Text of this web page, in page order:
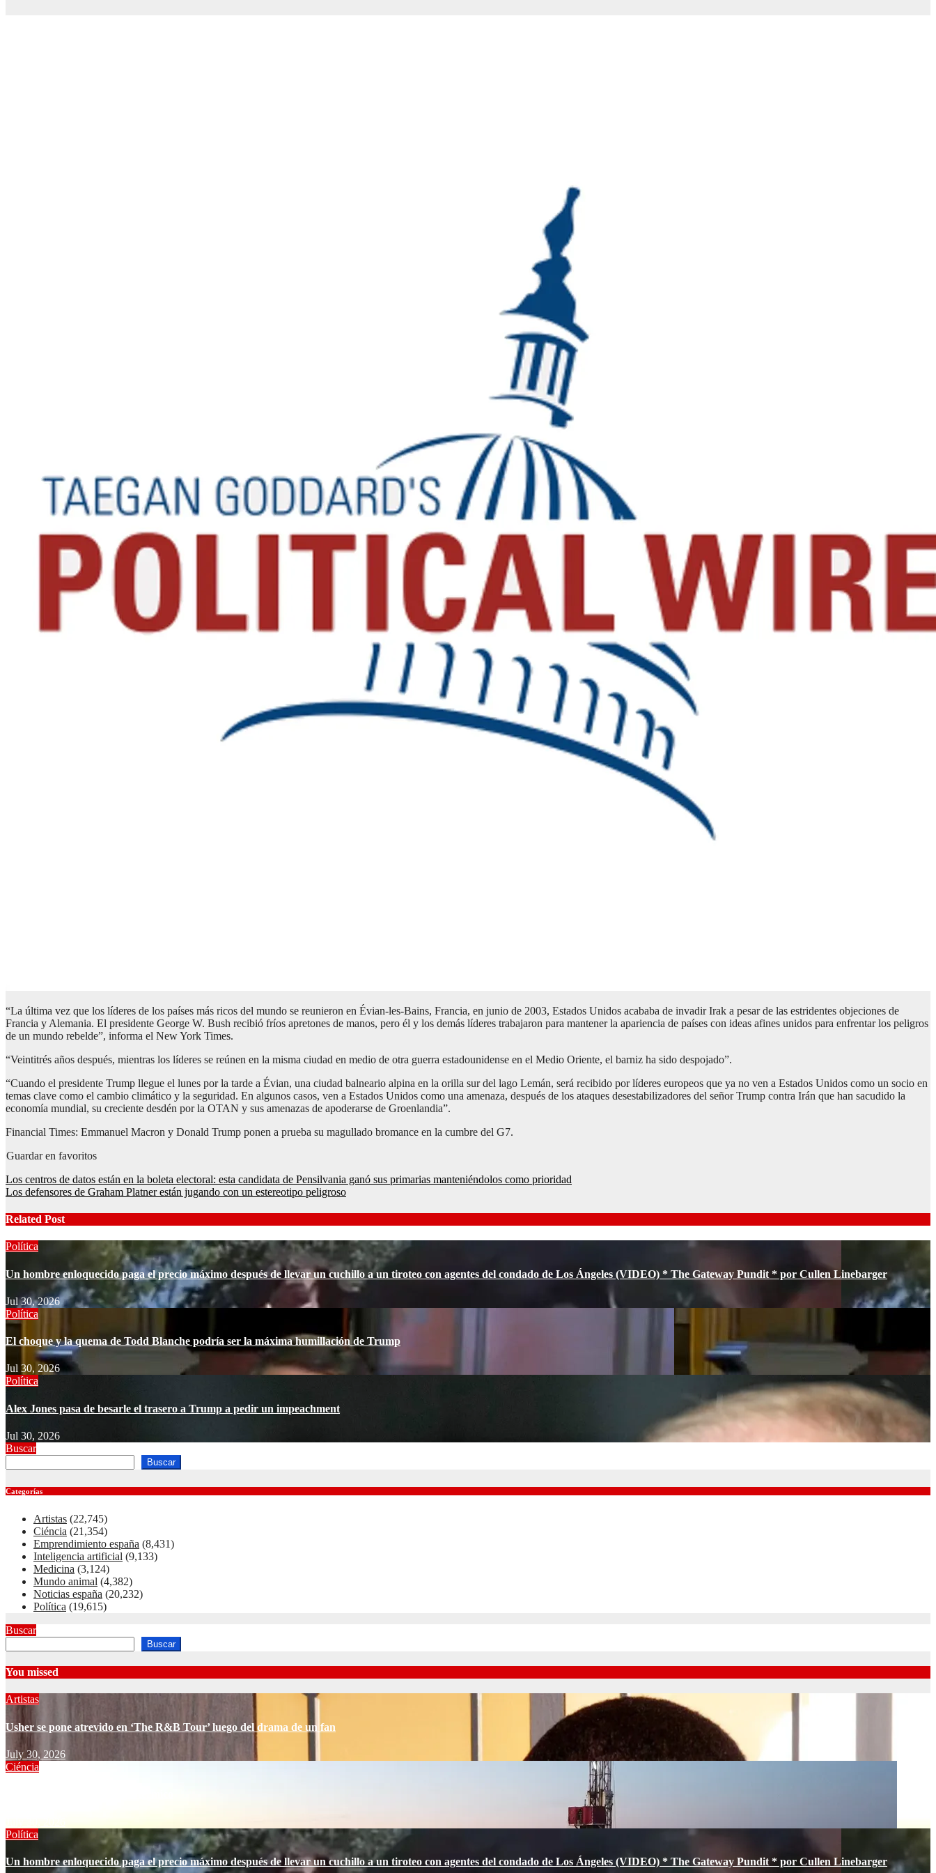
“La última vez que los líderes de los países más ricos del mundo se reunieron en Évian-les-Bains, Francia, en junio de 2003, Estados Unidos acababa de invadir Irak a pesar de las estridentes objeciones de
Francia y Alemania. El presidente George W. Bush recibió fríos apretones de manos, pero él y los demás líderes trabajaron para mantener la apariencia de países con ideas afines unidos para enfrentar los peligros
de un mundo rebelde”, informa el New York Times.
“Veintitrés años después, mientras los líderes se reúnen en la misma ciudad en medio de otra guerra estadounidense en el Medio Oriente, el barniz ha sido despojado”.
“Cuando el presidente Trump llegue el lunes por la tarde a Évian, una ciudad balneario alpina en la orilla sur del lago Lemán, será recibido por líderes europeos que ya no ven a Estados Unidos como un socio en
temas clave como el cambio climático y la seguridad. En algunos casos, ven a Estados Unidos como una amenaza, después de los ataques desestabilizadores del señor Trump contra Irán que han sacudido la
economía mundial, su creciente desdén por la OTAN y sus amenazas de apoderarse de Groenlandia”.
Financial Times: Emmanuel Macron y Donald Trump ponen a prueba su magullado bromance en la cumbre del G7.
Guardar en favoritos
Post
navigation
Los centros de datos están en la boleta electoral: esta candidata de Pensilvania ganó sus primarias manteniéndolos como prioridad
Los defensores de Graham Platner están jugando con un estereotipo peligroso
Related Post
Política
Un hombre enloquecido paga el precio máximo después de llevar un cuchillo a un tiroteo con agentes del condado de Los Ángeles (VIDEO) * The Gateway Pundit * por Cullen Linebarger
Jul 30, 2026
Política
El choque y la quema de Todd Blanche podría ser la máxima humillación de Trump
Jul 30, 2026
Política
Alex Jones pasa de besarle el trasero a Trump a pedir un impeachment
Jul 30, 2026
Buscar
Buscar
Categorías
Artistas (22,745)
Ciéncia (21,354)
Emprendimiento españa (8,431)
Inteligencia artificial (9,133)
Medicina (3,124)
Mundo animal (4,382)
Noticias españa (20,232)
Política (19,615)
Buscar
Buscar
You missed
Artistas
Usher se pone atrevido en ‘The R&B Tour’ luego del drama de un fan
July 30, 2026
Ciéncia
Política
Un hombre enloquecido paga el precio máximo después de llevar un cuchillo a un tiroteo con agentes del condado de Los Ángeles (VIDEO) * The Gateway Pundit * por Cullen Linebarger